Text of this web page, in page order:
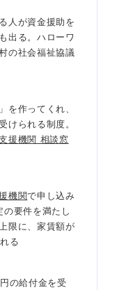
人が資金援助を
出る。ハローワ
の社会福祉協議
を作ってくれ、
けられる制度。
援機関 相談窓
機関で申し込み
要件を満たし
限に、家賃額が
る
の給付金を受